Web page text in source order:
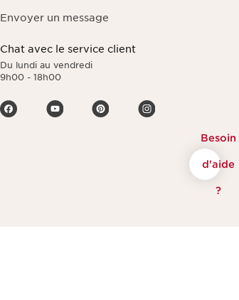
Besoin
d'aide
?
Envoyer un message
Chat avec le service client
Du lundi au vendredi
9h00 - 18h00